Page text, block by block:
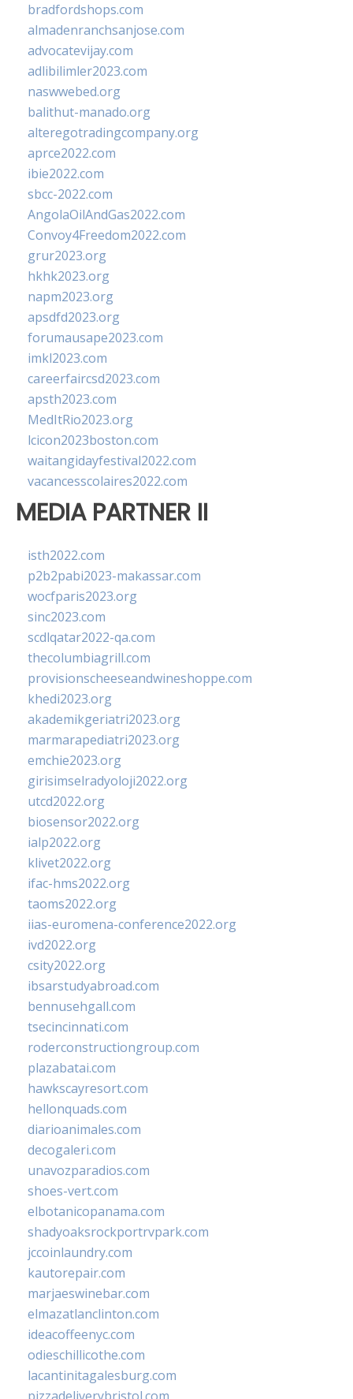
bradfordshops.com
almadenranchsanjose.com
advocatevijay.com
adlibilimler2023.com
naswwebed.org
balithut-manado.org
alteregotradingcompany.org
aprce2022.com
ibie2022.com
sbcc-2022.com
AngolaOilAndGas2022.com
Convoy4Freedom2022.com
grur2023.org
hkhk2023.org
napm2023.org
apsdfd2023.org
forumausape2023.com
imkl2023.com
careerfaircsd2023.com
apsth2023.com
MedItRio2023.org
lcicon2023boston.com
waitangidayfestival2022.com
vacancesscolaires2022.com
MEDIA PARTNER II
isth2022.com
p2b2pabi2023-makassar.com
wocfparis2023.org
sinc2023.com
scdlqatar2022-qa.com
thecolumbiagrill.com
provisionscheeseandwineshoppe.com
khedi2023.org
akademikgeriatri2023.org
marmarapediatri2023.org
emchie2023.org
girisimselradyoloji2022.org
utcd2022.org
biosensor2022.org
ialp2022.org
klivet2022.org
ifac-hms2022.org
taoms2022.org
iias-euromena-conference2022.org
ivd2022.org
csity2022.org
ibsarstudyabroad.com
bennusehgall.com
tsecincinnati.com
roderconstructiongroup.com
plazabatai.com
hawkscayresort.com
hellonquads.com
diarioanimales.com
decogaleri.com
unavozparadios.com
shoes-vert.com
elbotanicopanama.com
shadyoaksrockportrvpark.com
jccoinlaundry.com
kautorepair.com
marjaeswinebar.com
elmazatlanclinton.com
ideacoffeenyc.com
odieschillicothe.com
lacantinitagalesburg.com